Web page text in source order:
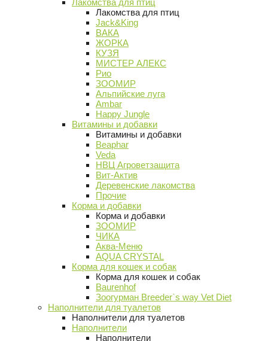
Лакомства для птиц
Лакомства для птиц
Jack&King
ВАКА
ЖОРКА
КУЗЯ
МИСТЕР АЛЕКС
Рио
ЗООМИР
Альпийские луга
Ambar
Happy Jungle
Витамины и добавки
Витамины и добавки
Beaphar
Veda
НВЦ Агроветзащита
Вит-Актив
Деревенские лакомства
Прочие
Корма и добавки
Корма и добавки
ЗООМИР
ЧИКА
Аква-Меню
AQUA CRYSTAL
Корма для кошек и собак
Корма для кошек и собак
Baurenhof
Зоогурман Breeder`s way Vet Diet
Наполнители для туалетов
Наполнители для туалетов
Наполнители
Наполнители